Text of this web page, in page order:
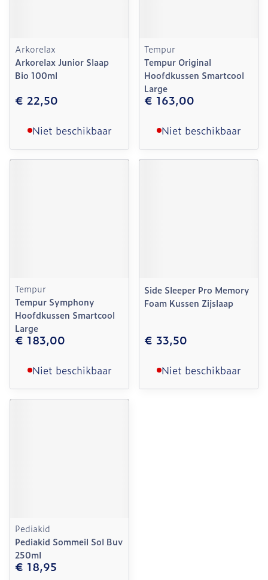
Arkorelax
Arkorelax Junior Slaap
Bio 100ml
€ 22,50
Niet beschikbaar
Tempur
Tempur Original
Hoofdkussen Smartcool
Large
€ 163,00
Niet beschikbaar
Tempur
Tempur Symphony
Hoofdkussen Smartcool
Large
€ 183,00
Niet beschikbaar
Side Sleeper Pro Memory
Foam Kussen Zijslaap
€ 33,50
Niet beschikbaar
Pediakid
Pediakid Sommeil Sol Buv
250ml
€ 18,95